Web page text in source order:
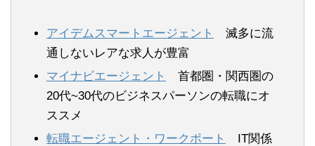
アイデムスマートエージェント
滅多に流
通しないレアな求人が豊富
マイナビエージェント
首都圏・関西圏の
20代~30代のビジネスパーソンの転職にオ
ススメ
転職エージェント・ワークポート
IT関係